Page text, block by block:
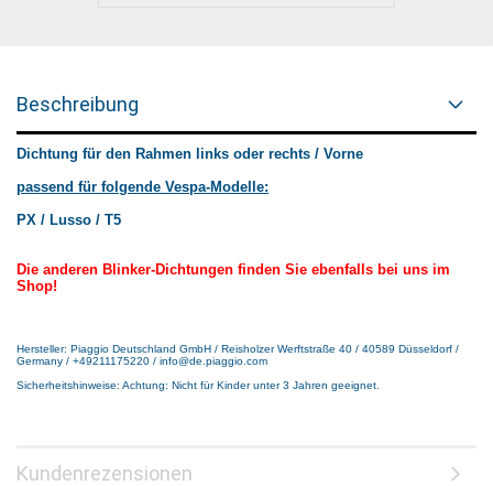
Beschreibung
Dichtung für den Rahmen links oder rechts / Vorne
passend für folgende Vespa-Modelle:
PX / Lusso / T5
Die anderen Blinker-Dichtungen finden Sie ebenfalls bei uns im
Shop!
Hersteller: Piaggio Deutschland GmbH / Reisholzer Werftstraße 40 / 40589 Düsseldorf /
Germany / +49211175220 / info@de.piaggio.com
Sicherheitshinweise: Achtung: Nicht für Kinder unter 3 Jahren geeignet.
Kundenrezensionen